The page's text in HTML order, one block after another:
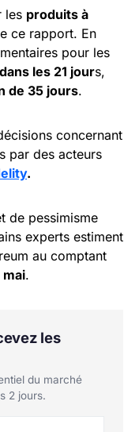
les produits à
ce rapport. En
pour les
les 21 jours,
de 35 jours.
concernant
par des acteurs
.
de pessimisme
experts estiment
au comptant
.
les
du marché
2 jours.